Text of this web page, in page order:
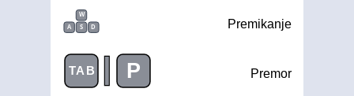
W
A
S D Premikanje
TAB | P Premor